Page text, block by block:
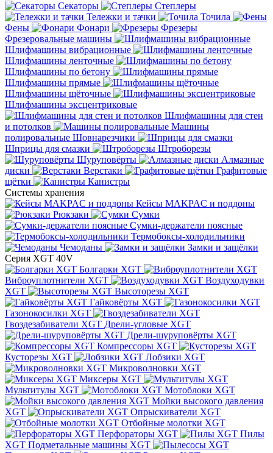
Секаторы
Степлеры
Тележки и тачки
Точила
Фены
Фонари
Фрезеры
Фрезеровальные машины
Шлифмашины вибрационные
Шлифмашины ленточные
Шлифмашины по бетону
Шлифмашины прямые
Шлифмашины щёточные
Шлифмашины эксцентриковые
Шлифмашины для стен
и потолков
Машины
полировальные Шовнарезчики
Шприцы для смазки
Штроборезы
Шуруповёрты
Алмазные
диски
Верстаки
Графитовые
щётки
Канистры
Системы хранения
Кейсы MAKPAC и поддоны
Рюкзаки
Сумки
Сумки-держатели поясные
Термобоксы-холодильники
Чемоданы
Замки и защёлки
Серия XGT 40V
Болгарки XGT
Виброуплотнители XGT
Воздуходувки
XGT
Высоторезы XGT
Гайковёрты XGT
Газонокосилки XGT
Гвоздезабиватели XGT Дрели-угловые XGT
Дрели-шуруповёрты XGT
Компрессоры XGT
Кусторезы XGT
Лобзики XGT
Микроволновки XGT
Миксеры XGT
Мультитулы XGT
Мотоблоки XGT
Мойки высокого давления
XGT
Опрыскиватели XGT
Отбойные молотки XGT
Перфораторы XGT
Пилы
XGT Подметальные машины XGT